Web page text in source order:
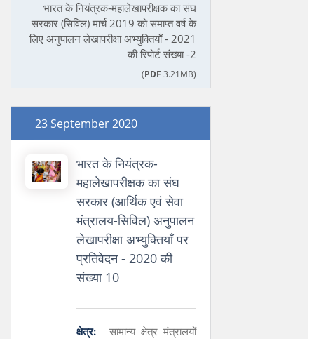
भारत के नियंत्रक‑महालेखापरीक्षक का संघ
सरकार (सिविल) मार्च 2019 को समाप्‍त वर्ष के
लिए अनुपालन लेखापरीक्षा अभ्‍युक्‍तियाँ - 2021
की रिपोर्ट संख्या -2
(PDF 3.21MB)
23 September 2020
भारत के नियंत्रक-
महालेखापरीक्षक का संघ
सरकार (आर्थिक एवं सेवा
मंत्रालय-सिविल) अनुपालन
लेखापरीक्षा अभ्युक्तियाँ पर
प्रतिवेदन - 2020 की
संख्या 10
क्षेत्र:
सामान्य क्षेत्र मंत्रालयों